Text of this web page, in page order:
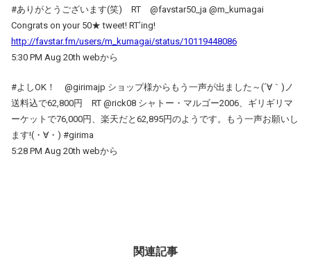
#ありがとうございます(笑) RT @favstar50_ja @m_kumagai
Congrats on your 50★ tweet! RT’ing!
http://favstar.fm/users/m_kumagai/status/10119448086
5:30 PM Aug 20th webから
#よしOK！ @girimajp ショップ様からもう一声が出ました～(´∀｀)ノ
送料込で62,800円 RT @rick08 シャトー・マルゴー2006、ギリギリマ
ーケットで76,000円、楽天だと62,895円のようです。もう一声お願いし
ます!(・∀・) #girima
5:28 PM Aug 20th webから
関連記事